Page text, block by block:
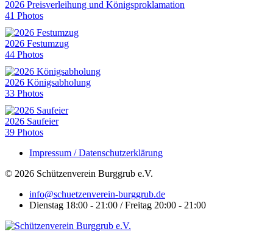
2026 Preisverleihung und Königsproklamation
41 Photos
2026 Festumzug
44 Photos
2026 Königsabholung
33 Photos
2026 Saufeier
39 Photos
Impressum / Datenschutzerklärung
© 2026 Schützenverein Burggrub e.V.
info@schuetzenverein-burggrub.de
Dienstag 18:00 - 21:00 / Freitag 20:00 - 21:00